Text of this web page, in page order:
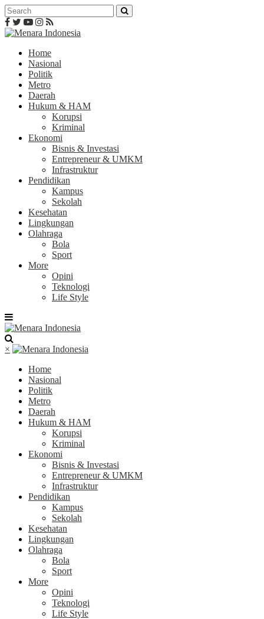
Home
Nasional
Politik
Metro
Daerah
Hukum & HAM
Korupsi
Kriminal
Ekonomi
Bisnis & Investasi
Entrepreneur & UMKM
Infrastruktur
Pendidikan
Kampus
Sekolah
Kesehatan
Lingkungan
Olahraga
Bola
Sport
More
Opini
Teknologi
Life Style
×
Home
Nasional
Politik
Metro
Daerah
Hukum & HAM
Korupsi
Kriminal
Ekonomi
Bisnis & Investasi
Entrepreneur & UMKM
Infrastruktur
Pendidikan
Kampus
Sekolah
Kesehatan
Lingkungan
Olahraga
Bola
Sport
More
Opini
Teknologi
Life Style